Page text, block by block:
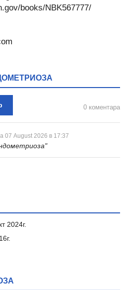
books/NBK567777/
0 коментара
07 August 2026 в 17:37
2024г.